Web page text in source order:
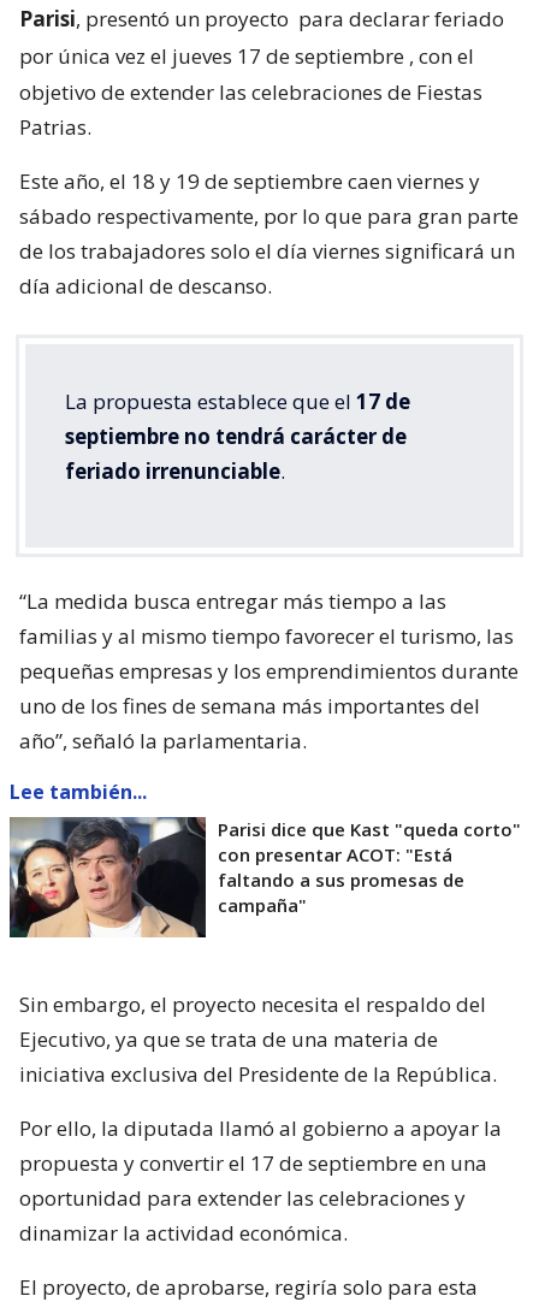
Parisi, presentó un proyecto para declarar feriado
por única vez el jueves 17 de septiembre , con el
objetivo de extender las celebraciones de Fiestas
Patrias.
Este año, el 18 y 19 de septiembre caen viernes y
sábado respectivamente, por lo que para gran parte
de los trabajadores solo el día viernes significará un
día adicional de descanso.
La propuesta establece que el 17 de
septiembre no tendrá carácter de
feriado irrenunciable.
“La medida busca entregar más tiempo a las
familias y al mismo tiempo favorecer el turismo, las
pequeñas empresas y los emprendimientos durante
uno de los fines de semana más importantes del
año”, señaló la parlamentaria.
Lee también...
Parisi dice que Kast "queda corto"
con presentar ACOT: "Está
faltando a sus promesas de
campaña"
Sin embargo, el proyecto necesita el respaldo del
Ejecutivo, ya que se trata de una materia de
iniciativa exclusiva del Presidente de la República.
Por ello, la diputada llamó al gobierno a apoyar la
propuesta y convertir el 17 de septiembre en una
oportunidad para extender las celebraciones y
dinamizar la actividad económica.
El proyecto, de aprobarse, regiría solo para esta